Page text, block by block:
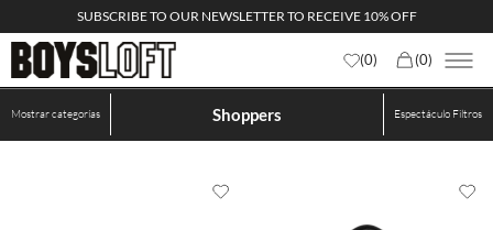
SUBSCRIBE TO OUR NEWSLETTER TO RECEIVE 10% OFF
(0) (0)
Mostrar categorías Shoppers Espectáculo Filtros